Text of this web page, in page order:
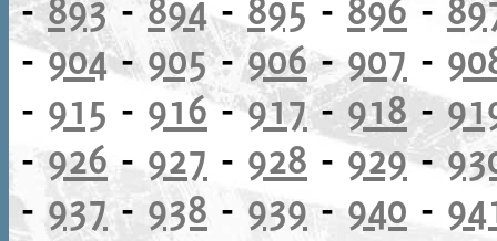
-904-905-906-907 -
- 915 - 916-917-918 -
-926 - 927 - 928 - 929-
- 937-938 - 939- 940 -